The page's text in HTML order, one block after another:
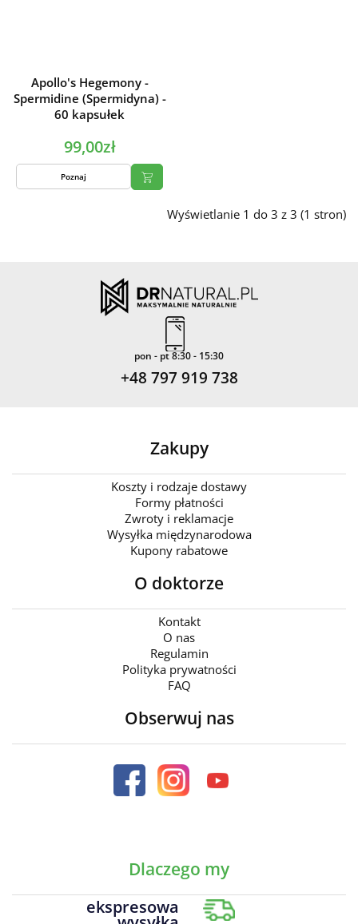
Apollo's Hegemony -
Spermidine (Spermidyna) -
60 kapsułek
99,00zł
Poznaj
Wyświetlanie 1 do 3 z 3 (1 stron)
pon - pt 8:30 - 15:30
+48 797 919 738
Zakupy
Koszty i rodzaje dostawy
Formy płatności
Zwroty i reklamacje
Wysyłka międzynarodowa
Kupony rabatowe
O doktorze
Kontakt
O nas
Regulamin
Polityka prywatności
FAQ
Obserwuj nas
Dlaczego my
ekspresowa